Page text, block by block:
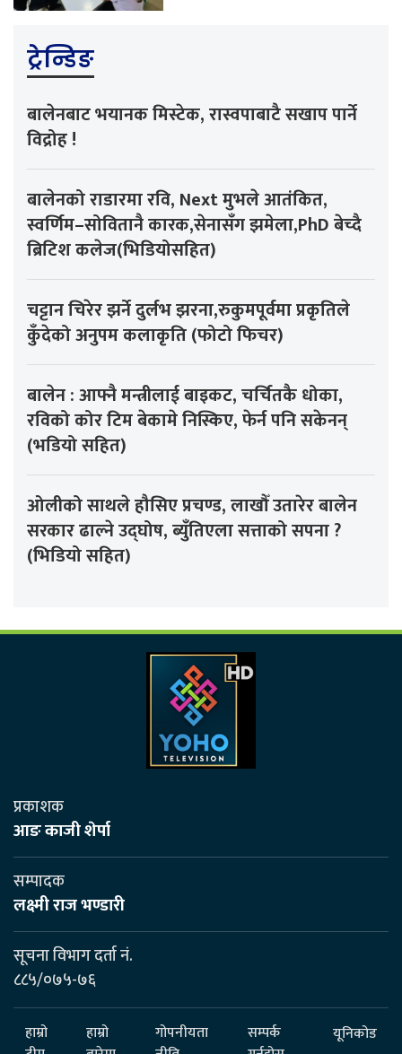
ट्रेन्डिङ
बालेनबाट भयानक मिस्टेक, रास्वपाबाटै सखाप पार्ने
विद्रोह !
बालेनको राडारमा रवि, Next मुभले आतंकित,
स्वर्णिम–सोवितानै कारक,सेनासँग झमेला,PhD बेच्दै
ब्रिटिश कलेज(भिडियोसहित)
चट्टान चिरेर झर्ने दुर्लभ झरना,रुकुमपूर्वमा प्रकृतिले
कुँदेको अनुपम कलाकृति (फोटो फिचर)
बालेन : आफ्नै मन्त्रीलाई बाइकट, चर्चितकै धोका,
रविको कोर टिम बेकामे निस्किए, फेर्न पनि सकेनन्
(भडियो सहित)
ओलीको साथले हौसिए प्रचण्ड, लाखौँ उतारेर बालेन
सरकार ढाल्ने उद्घोष, ब्युँतिएला सत्ताको सपना ?
(भिडियो सहित)
प्रकाशक
आङ काजी शेर्पा
सम्पादक
लक्ष्मी राज भण्डारी
सूचना विभाग दर्ता नं.
८८५/०७५-७६
हाम्रो
हाम्रो
गोपनीयता
सम्पर्क
यूनिकोड